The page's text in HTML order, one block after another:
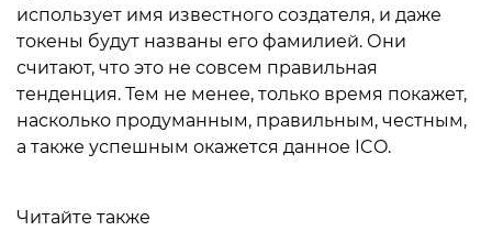
использует имя известного создателя, и даже
токены будут названы его фамилией. Они
считают, что это не совсем правильная
тенденция. Тем не менее, только время покажет,
насколько продуманным, правильным, честным,
а также успешным окажется данное ICO.
Читайте также